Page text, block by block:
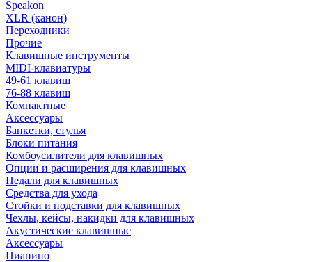
Speakon
XLR (канон)
Переходники
Прочие
Клавишные инструменты
MIDI-клавиатуры
49-61 клавиш
76-88 клавиш
Компактные
Аксессуары
Банкетки, стулья
Блоки питания
Комбоусилители для клавишных
Опции и расширения для клавишных
Педали для клавишных
Средства для ухода
Стойки и подставки для клавишных
Чехлы, кейсы, накидки для клавишных
Акустические клавишные
Аксессуары
Пианино